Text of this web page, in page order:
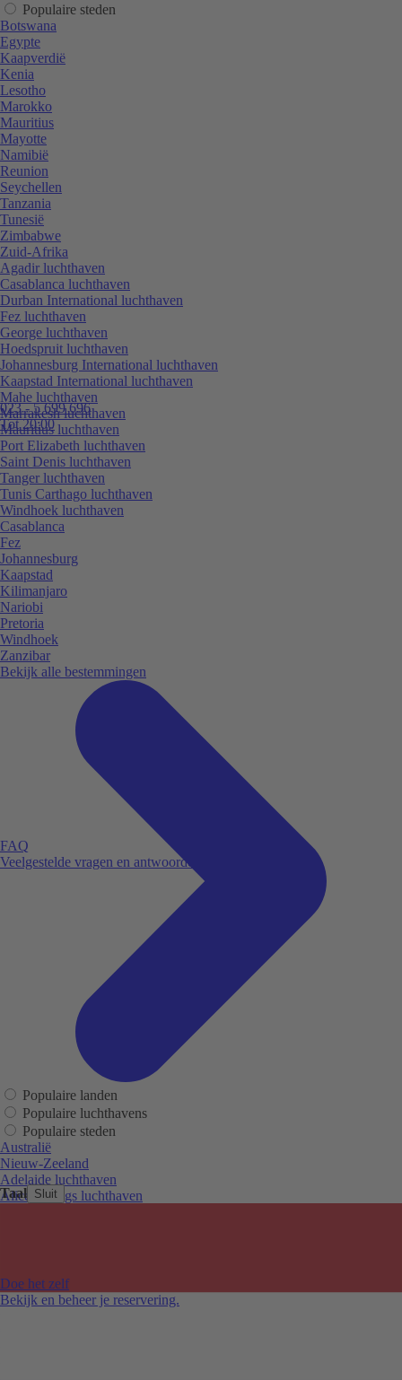
Taal Sluit
023 - 5 699 696
Tot 20:00
FAQ
Veelgestelde vragen en antwoorden.
Doe het zelf
Bekijk en beheer je reservering.
Populaire steden
Botswana
Egypte
Kaapverdië
Kenia
Lesotho
Marokko
Mauritius
Mayotte
Namibië
Reunion
Seychellen
Tanzania
Tunesië
Zimbabwe
Zuid-Afrika
Agadir luchthaven
Casablanca luchthaven
Durban International luchthaven
Fez luchthaven
George luchthaven
Hoedspruit luchthaven
Johannesburg International luchthaven
Kaapstad International luchthaven
Mahe luchthaven
Marrakesh luchthaven
Mauritius luchthaven
Port Elizabeth luchthaven
Saint Denis luchthaven
Tanger luchthaven
Tunis Carthago luchthaven
Windhoek luchthaven
Casablanca
Fez
Johannesburg
Kaapstad
Kilimanjaro
Nariobi
Pretoria
Windhoek
Zanzibar
Bekijk alle bestemmingen
Populaire landen
Populaire luchthavens
Populaire steden
Australië
Nieuw-Zeeland
Adelaide luchthaven
Alice Springs luchthaven
Melbourne Tullamarine luchthaven
Perth luchthaven
Sydney luchthaven